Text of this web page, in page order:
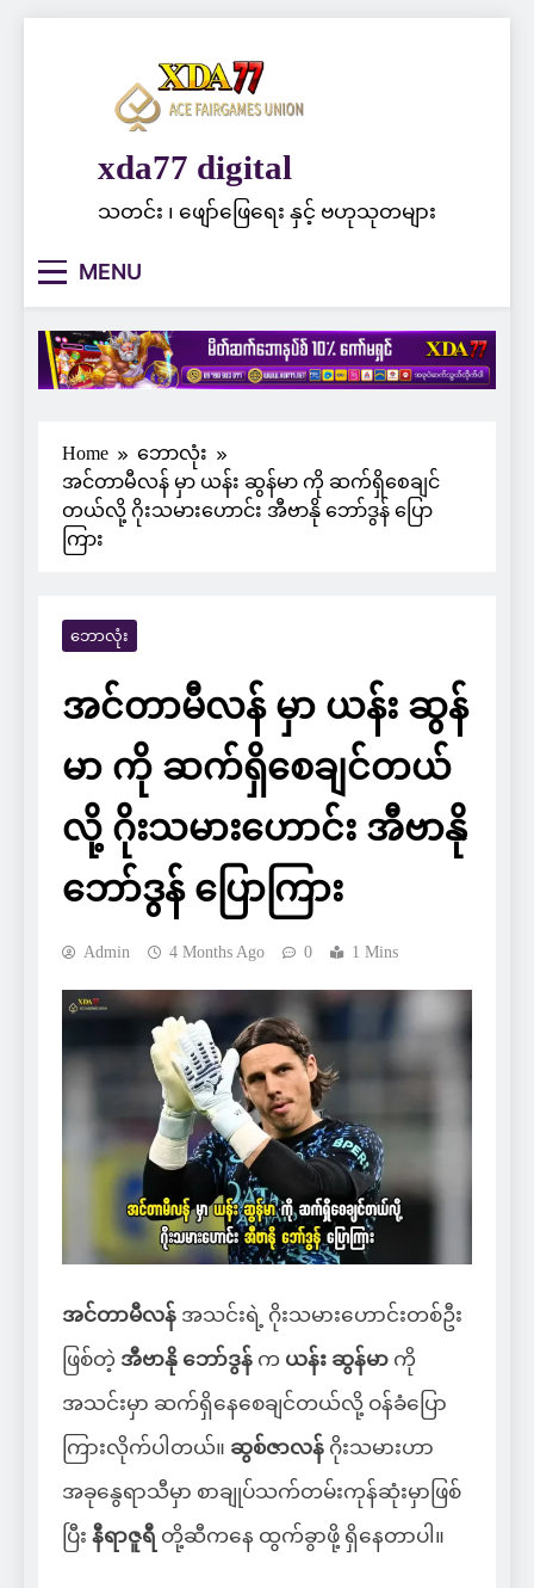
xda77 digital
သတင်း ၊ ဖျော်ဖြေရေး နှင့် ဗဟုသုတများ
MENU
Home
ဘောလုံး
အင်တာမီလန် မှာ ယန်း ဆွန်မာ ကို ဆက်ရှိစေချင်
တယ်လို့ ဂိုးသမားဟောင်း အီဗာနို ဘော်ဒွန် ပြော
ကြား
ဘောလုံး
အင်တာမီလန် မှာ ယန်း ဆွန်
မာ ကို ဆက်ရှိစေချင်တယ်
လို့ ဂိုးသမားဟောင်း အီဗာနို
ဘော်ဒွန် ပြောကြား
Admin 4 Months Ago 0 1 Mins
အင်တာမီလန် အသင်းရဲ့ ဂိုးသမားဟောင်းတစ်ဦး
ဖြစ်တဲ့ အီဗာနို ဘော်ဒွန် က ယန်း ဆွန်မာ ကို
အသင်းမှာ ဆက်ရှိနေစေချင်တယ်လို့ ဝန်ခံပြော
ကြားလိုက်ပါတယ်။ ဆွစ်ဇာလန် ဂိုးသမားဟာ
အခုနွေရာသီမှာ စာချုပ်သက်တမ်းကုန်ဆုံးမှာဖြစ်
ပြီး နီရာဇူရီ တို့ဆီကနေ ထွက်ခွာဖို့ ရှိနေတာပါ။